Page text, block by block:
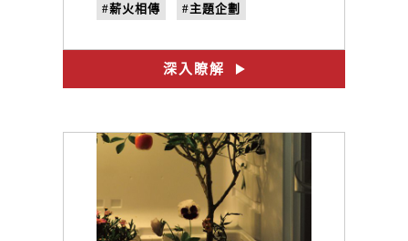
#薪火相傳 #主題企劃
#金漢柿餅產業文化園區
深入瞭解